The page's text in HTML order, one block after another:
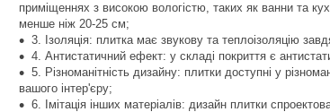
приміщеннях з високою вологістю, таких як ванни та
менше ніж 20-25 см;
3. Ізоляція: плитка має звукову та теплоізоляцію
4. Антистатичний ефект: у складі покриття є
5. Різноманітність дизайну: плитки доступні у
вашого інтер'єру;
6. Імітація інших матеріалів: дизайн плитки